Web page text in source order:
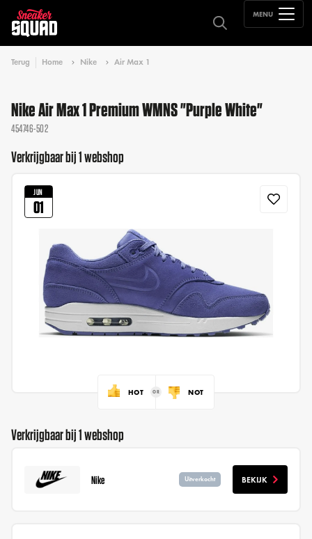
MENU
Terug Home Nike Air Max 1
Nike Air Max 1 Premium WMNS "Purple White"
454746-502
Verkrijgbaar bij 1 webshop
JUN
01
HOT NOT
Verkrijgbaar bij 1 webshop
Nike Uitverkocht BEKIJK